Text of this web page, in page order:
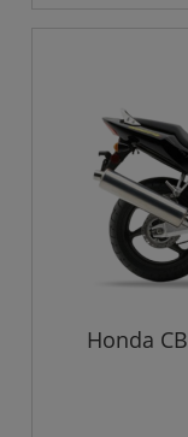
Honda